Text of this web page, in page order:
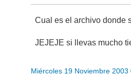
Cual es el archivo donde
JEJEJE si llevas mucho
Miércoles 19 Noviembre 2003